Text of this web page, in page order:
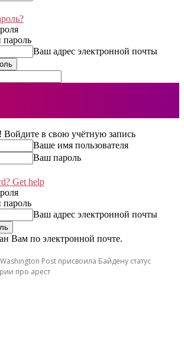
пароль
Ваш адрес электронной почты
Войдите в свою учётную запись
Ваше имя пользователя
Ваш пароль
Get help
пароль
Ваш адрес электронной почты
Вам по электронной почте.
Post присвоила Байдену статус
про арест